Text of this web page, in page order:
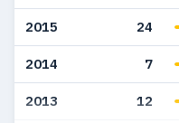
2015 24
2014 7
2013 12